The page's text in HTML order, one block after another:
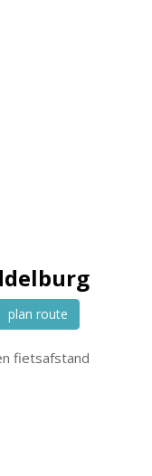
plan route
fietsafstand